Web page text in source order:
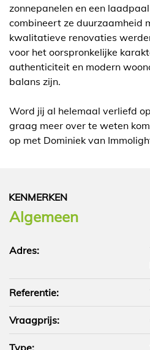
zonnepanelen en een
combineert ze duurzaamheid
kwalitatieve renovaties
voor het oorspronkelijke
authenticiteit en modern
balans zijn.
Word jij al helemaal verliefd
graag meer over te weten
op met Dominiek van
KENMERKEN
Algemeen
Adres:
Referentie:
Vraagprijs:
Type: